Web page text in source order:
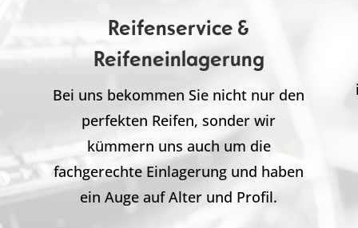
Reifenservice &
Reifeneinlagerung
Bei uns bekommen Sie nicht nur den
perfekten Reifen, sonder wir
kümmern uns auch um die
fachgerechte Einlagerung und haben
ein Auge auf Alter und Profil.